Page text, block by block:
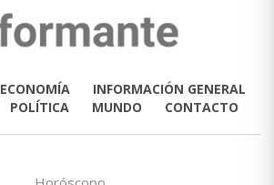
ECONOMÍA
INFORMACIÓN GENERAL
POLÍTICA MUNDO CONTACTO